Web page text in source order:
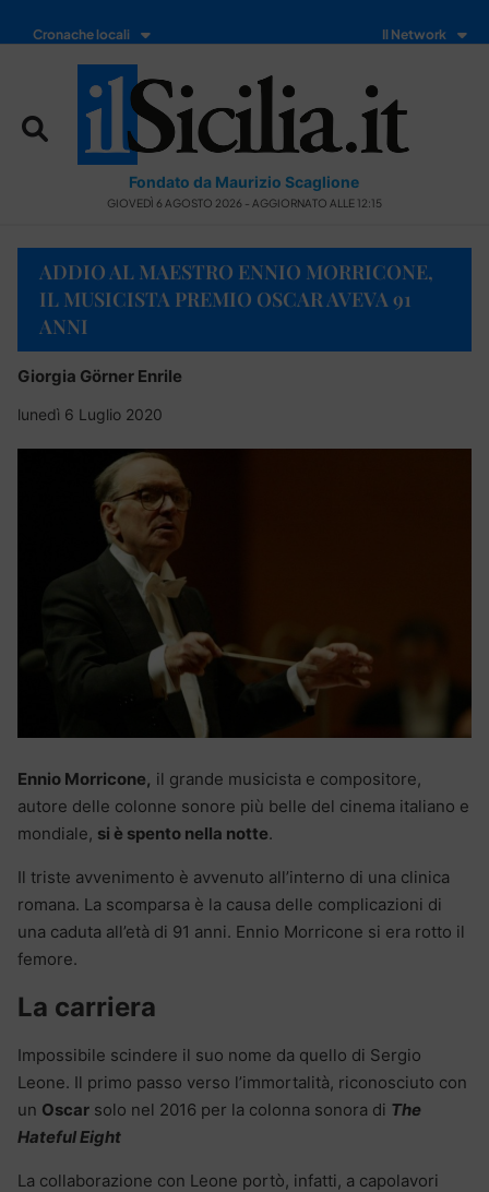
Cronache locali Il Network
Fondato da Maurizio Scaglione
GIOVEDÌ 6 AGOSTO 2026 - AGGIORNATO ALLE 12:15
ADDIO AL MAESTRO ENNIO MORRICONE,
IL MUSICISTA PREMIO OSCAR AVEVA 91
ANNI
Giorgia Görner Enrile
lunedì 6 Luglio 2020
Ennio Morricone, il grande musicista e compositore,
autore delle colonne sonore più belle del cinema italiano e
mondiale, si è spento nella notte.
Il triste avvenimento è avvenuto all’interno di una clinica
romana. La scomparsa è la causa delle complicazioni di
una caduta all’età di 91 anni. Ennio Morricone si era rotto il
femore.
La carriera
Impossibile scindere il suo nome da quello di Sergio
Leone. Il primo passo verso l’immortalità, riconosciuto con
un Oscar solo nel 2016 per la colonna sonora di The
Hateful Eight
La collaborazione con Leone portò, infatti, a capolavori